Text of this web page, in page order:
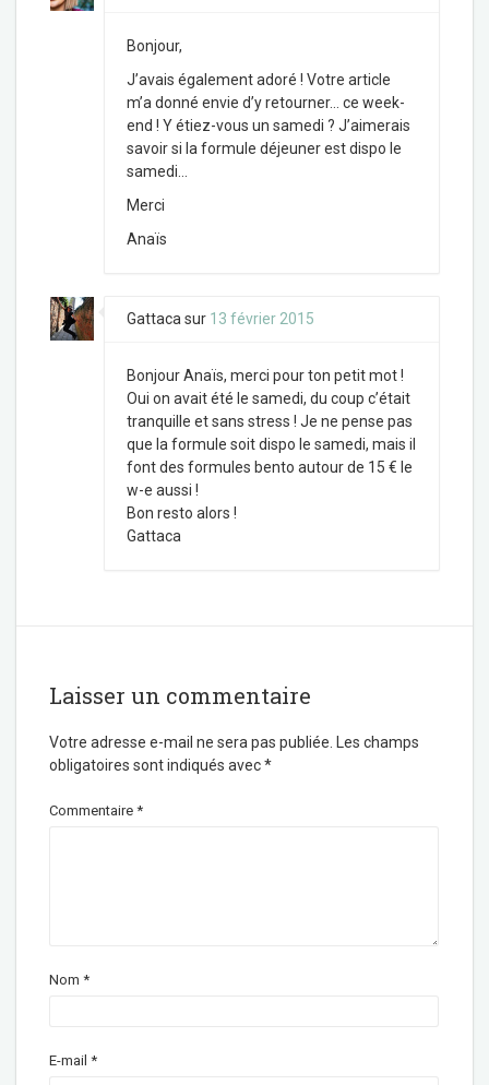
Bonjour,
J’avais également adoré ! Votre article
m’a donné envie d’y retourner… ce week-
end ! Y étiez-vous un samedi ? J’aimerais
savoir si la formule déjeuner est dispo le
samedi…
Merci
Anaïs
Gattacasur 13 février 2015
Bonjour Anaïs, merci pour ton petit mot !
Oui on avait été le samedi, du coup c’était
tranquille et sans stress ! Je ne pense pas
que la formule soit dispo le samedi, mais il
font des formules bento autour de 15 € le
w-e aussi !
Bon resto alors !
Gattaca
Laisser un commentaire
Votre adresse e-mail ne sera pas publiée. Les champs
obligatoires sont indiqués avec*
Commentaire *
Nom *
E-mail *